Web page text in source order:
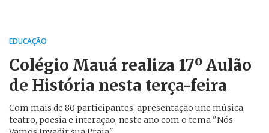
EDUCAÇÃO
Colégio Mauá realiza 17º Aulão
de História nesta terça-feira
Com mais de 80 participantes, apresentação une música,
teatro, poesia e interação, neste ano com o tema "Nós